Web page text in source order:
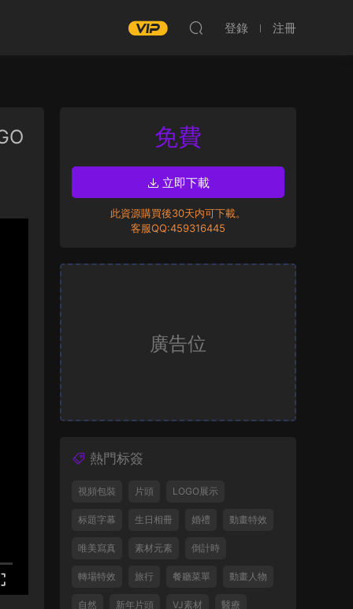
登錄 注冊
免費
立即下載
此資源購買後30天内可下載。
客服QQ:459316445
廣告位
熱門标簽
視頻包裝 片頭 LOGO展示
标題字幕 生日相冊 婚禮 動畫特效
唯美寫真 素材元素 倒計時
轉場特效 旅行 餐廳菜單 動畫人物
自然 新年片頭 VJ素材 醫療